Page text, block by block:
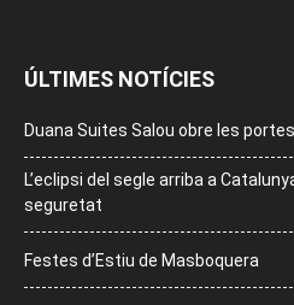
ÚLTIMES NOTÍCIES
Duana Suites Salou obre les portes
L’eclipsi del segle arriba a
seguretat
Festes d’Estiu de Masboquera